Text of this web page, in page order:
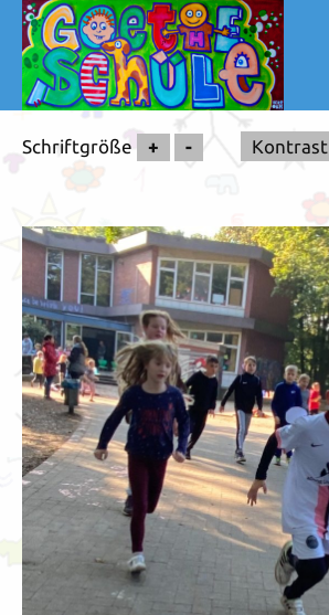
Schriftgröße + - Kontrast